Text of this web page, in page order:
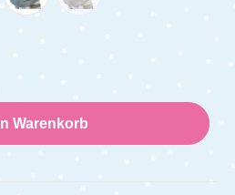
den gewünschten
Warenkorb